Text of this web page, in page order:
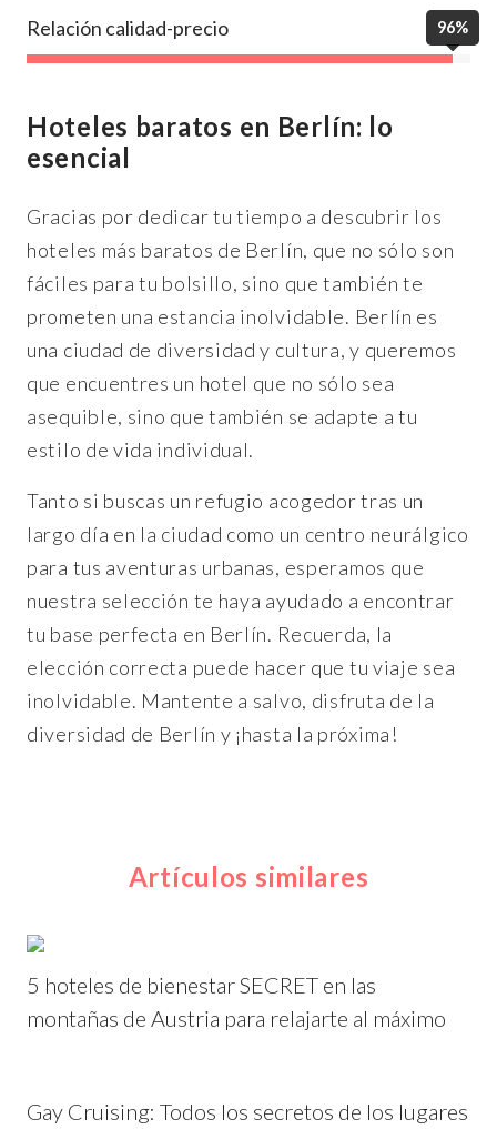
Relación calidad-precio 96%
Hoteles baratos en Berlín: lo
esencial
Gracias por dedicar tu tiempo a descubrir los
hoteles más baratos de Berlín, que no sólo son
fáciles para tu bolsillo, sino que también te
prometen una estancia inolvidable. Berlín es
una ciudad de diversidad y cultura, y queremos
que encuentres un hotel que no sólo sea
asequible, sino que también se adapte a tu
estilo de vida individual.
Tanto si buscas un refugio acogedor tras un
largo día en la ciudad como un centro neurálgico
para tus aventuras urbanas, esperamos que
nuestra selección te haya ayudado a encontrar
tu base perfecta en Berlín. Recuerda, la
elección correcta puede hacer que tu viaje sea
inolvidable. Mantente a salvo, disfruta de la
diversidad de Berlín y ¡hasta la próxima!
Artículos similares
5 hoteles de bienestar SECRET en las
montañas de Austria para relajarte al máximo
Gay Cruising: Todos los secretos de los lugares